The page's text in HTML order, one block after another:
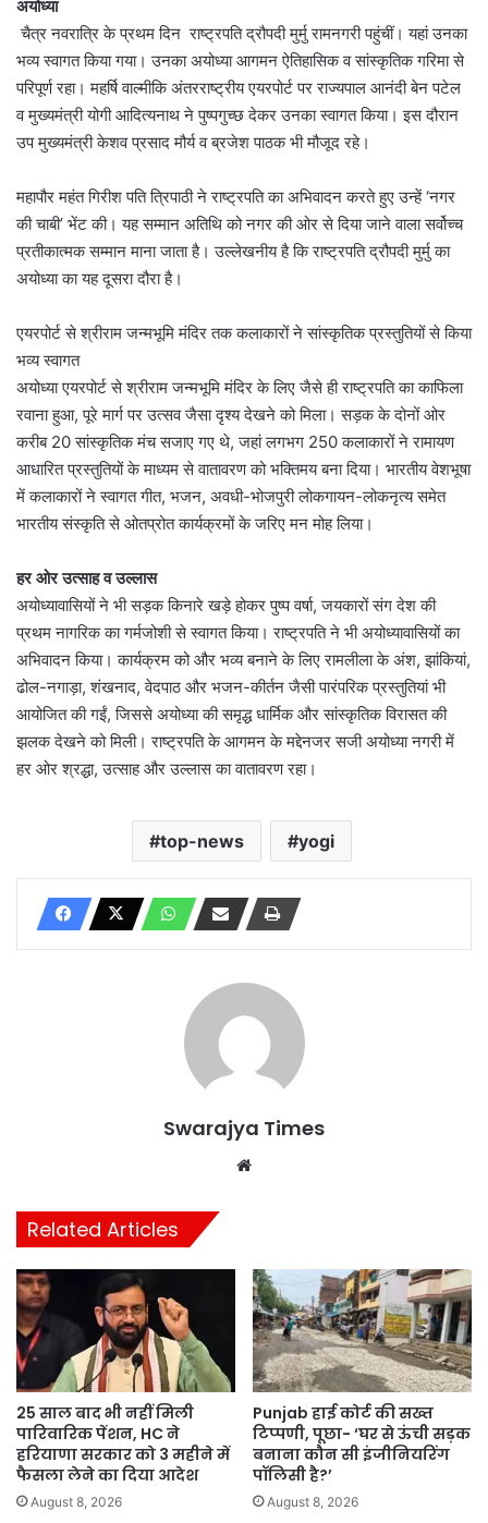
अयोध्या
चैत्र नवरात्रि के प्रथम दिन राष्ट्रपति द्रौपदी मुर्मु रामनगरी पहुंचीं। यहां उनका
भव्य स्वागत किया गया। उनका अयोध्या आगमन ऐतिहासिक व सांस्कृतिक गरिमा से
परिपूर्ण रहा। महर्षि वाल्मीकि अंतरराष्ट्रीय एयरपोर्ट पर राज्यपाल आनंदी बेन पटेल
व मुख्यमंत्री योगी आदित्यनाथ ने पुष्पगुच्छ देकर उनका स्वागत किया। इस दौरान
उप मुख्यमंत्री केशव प्रसाद मौर्य व ब्रजेश पाठक भी मौजूद रहे।
महापौर महंत गिरीश पति त्रिपाठी ने राष्ट्रपति का अभिवादन करते हुए उन्हें ‘नगर
की चाबी’ भेंट की। यह सम्मान अतिथि को नगर की ओर से दिया जाने वाला सर्वोच्च
प्रतीकात्मक सम्मान माना जाता है। उल्लेखनीय है कि राष्ट्रपति द्रौपदी मुर्मु का
अयोध्या का यह दूसरा दौरा है।
एयरपोर्ट से श्रीराम जन्मभूमि मंदिर तक कलाकारों ने सांस्कृतिक प्रस्तुतियों से किया
भव्य स्वागत
अयोध्या एयरपोर्ट से श्रीराम जन्मभूमि मंदिर के लिए जैसे ही राष्ट्रपति का काफिला
रवाना हुआ, पूरे मार्ग पर उत्सव जैसा दृश्य देखने को मिला। सड़क के दोनों ओर
करीब 20 सांस्कृतिक मंच सजाए गए थे, जहां लगभग 250 कलाकारों ने रामायण
आधारित प्रस्तुतियों के माध्यम से वातावरण को भक्तिमय बना दिया। भारतीय वेशभूषा
में कलाकारों ने स्वागत गीत, भजन, अवधी-भोजपुरी लोकगायन-लोकनृत्य समेत
भारतीय संस्कृति से ओतप्रोत कार्यक्रमों के जरिए मन मोह लिया।
हर ओर उत्साह व उल्लास
अयोध्यावासियों ने भी सड़क किनारे खड़े होकर पुष्प वर्षा, जयकारों संग देश की
प्रथम नागरिक का गर्मजोशी से स्वागत किया। राष्ट्रपति ने भी अयोध्यावासियों का
अभिवादन किया। कार्यक्रम को और भव्य बनाने के लिए रामलीला के अंश, झांकियां,
ढोल-नगाड़ा, शंखनाद, वेदपाठ और भजन-कीर्तन जैसी पारंपरिक प्रस्तुतियां भी
आयोजित की गईं, जिससे अयोध्या की समृद्ध धार्मिक और सांस्कृतिक विरासत की
झलक देखने को मिली। राष्ट्रपति के आगमन के मद्देनजर सजी अयोध्या नगरी में
हर ओर श्रद्धा, उत्साह और उल्लास का वातावरण रहा।
top-news yogi
Swarajya Times
Related Articles
25 साल बाद भी नहीं मिली
पारिवारिक पेंशन, HC ने
हरियाणा सरकार को 3 महीने में
फैसला लेने का दिया आदेश
August 8, 2026
Punjab हाई कोर्ट की सख्त
टिप्पणी, पूछा- ‘घर से ऊंची सड़क
बनाना कौन सी इंजीनियरिंग
पॉलिसी है?’
August 8, 2026